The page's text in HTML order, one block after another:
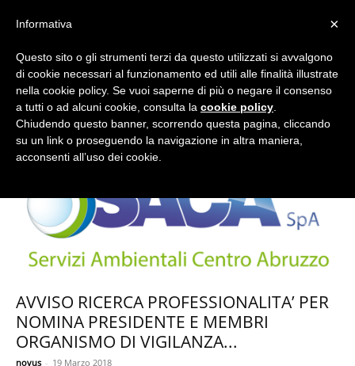
Home Tags Avviso
AVVISO RICERCA PROFESSIONALITA’ PER
NOMINA PRESIDENTE E MEMBRI
ORGANISMO DI VIGILANZA...
novus - 19 Marzo 2018
×
Informativa
Questo sito o gli strumenti terzi da questo utilizzati si avvalgono
di cookie necessari al funzionamento ed utili alle finalità illustrate
nella cookie policy. Se vuoi saperne di più o negare il consenso
a tutti o ad alcuni cookie, consulta la cookie policy
Chiudendo questo banner, scorrendo questa pagina, cliccando
su un link o proseguendo la navigazione in altra maniera,
acconsenti all’uso dei cookie.